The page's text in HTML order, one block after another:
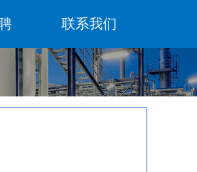
联系我们